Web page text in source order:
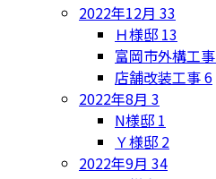
2022年12月 33
Ｈ様邸 13
富岡市外構工事
店舗改装工事6
2022年8月 3
N様邸 1
Ｙ様邸 2
2022年9月 34